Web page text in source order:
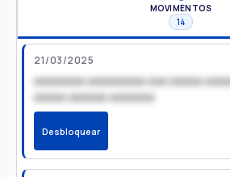
MOVIMENTOS
14
21/03/2025
xxxxxxxx xxxxxxxxx xxx xxxxx
xxxxx xxxxxx xxxxxxx
Desbloquear